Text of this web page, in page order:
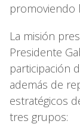
promoviendo
La misión
Presidente
participación
además de
estratégicos
tres grupos: